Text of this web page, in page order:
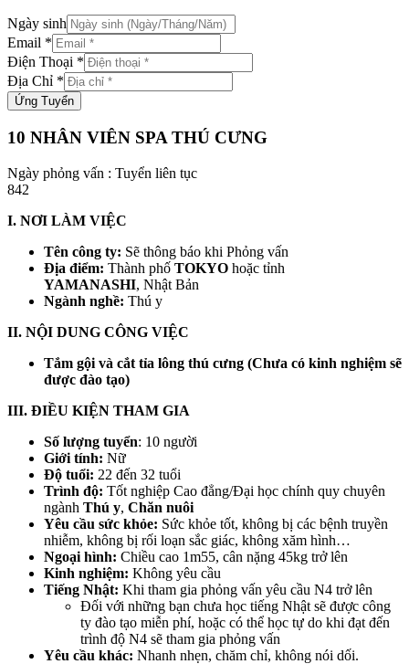
Ngày sinh
Email *
Điện Thoại *
Địa Chỉ *
Ứng Tuyển
10 NHÂN VIÊN SPA THÚ CƯNG
Ngày phỏng vấn : Tuyển liên tục
842
I. NƠI LÀM VIỆC
Tên công ty: Sẽ thông báo khi Phỏng vấn
Địa điểm: Thành phố TOKYO hoặc tỉnh
YAMANASHI, Nhật Bản
Ngành nghề: Thú y
II. NỘI DUNG CÔNG VIỆC
Tắm gội và cắt tỉa lông thú cưng (Chưa có kinh nghiệm sẽ
được đào tạo)
III. ĐIỀU KIỆN THAM GIA
Số lượng tuyển: 10 người
Giới tính: Nữ
Độ tuổi: 22 đến 32 tuổi
Trình độ: Tốt nghiệp Cao đẳng/Đại học chính quy chuyên
ngành Thú y, Chăn nuôi
Yêu cầu sức khỏe: Sức khỏe tốt, không bị các bệnh truyền
nhiễm, không bị rối loạn sắc giác, không xăm hình…
Ngoại hình: Chiều cao 1m55, cân nặng 45kg trở lên
Kinh nghiệm: Không yêu cầu
Tiếng Nhật: Khi tham gia phỏng vấn yêu cầu N4 trở lên
Đối với những bạn chưa học tiếng Nhật sẽ được công
ty đào tạo miễn phí, hoặc có thể học tự do khi đạt đến
trình độ N4 sẽ tham gia phỏng vấn
Yêu cầu khác: Nhanh nhẹn, chăm chỉ, không nói dối.